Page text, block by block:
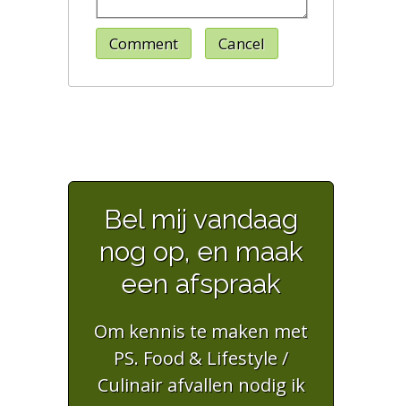
Comment Cancel
Bel mij vandaag
nog op, en maak
een afspraak
Om kennis te maken met
PS. Food & Lifestyle /
Culinair afvallen nodig ik